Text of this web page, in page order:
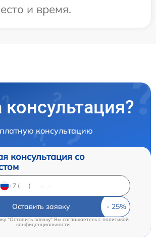
и время.
консультацию
консультация со
Оставить заявку
"Оставить заявку" Вы соглашаетесь cполитикой
конфиденциальности